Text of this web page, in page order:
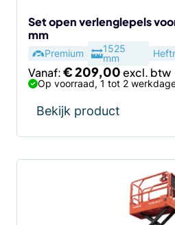
Set open verlenglepels
mm
Premium
1525
mm
Vanaf:€209,00
Op voorraad, 1 tot 2
Bekijk product
de
productpagina